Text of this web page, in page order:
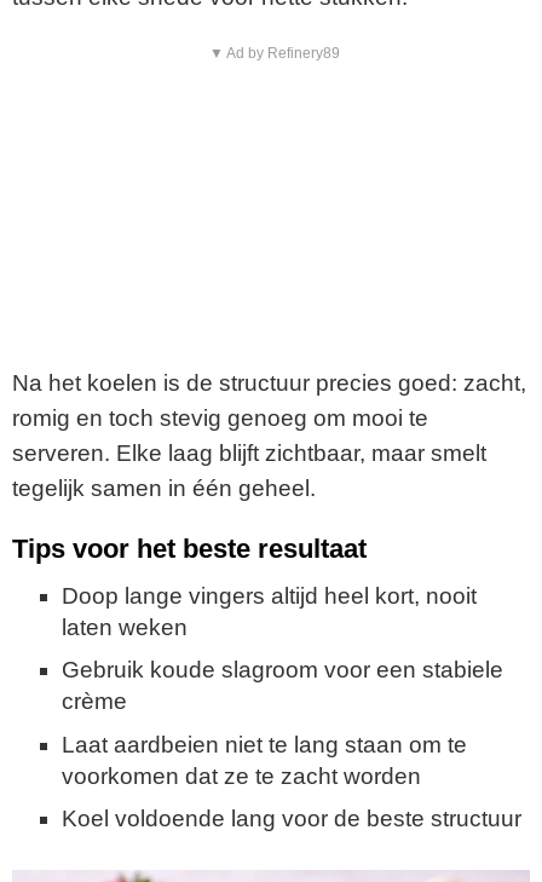
▼ Ad by Refinery89
Na het koelen is de structuur precies goed: zacht,
romig en toch stevig genoeg om mooi te
serveren. Elke laag blijft zichtbaar, maar smelt
tegelijk samen in één geheel.
Tips voor het beste resultaat
Doop lange vingers altijd heel kort, nooit
laten weken
Gebruik koude slagroom voor een stabiele
crème
Laat aardbeien niet te lang staan om te
voorkomen dat ze te zacht worden
Koel voldoende lang voor de beste structuur